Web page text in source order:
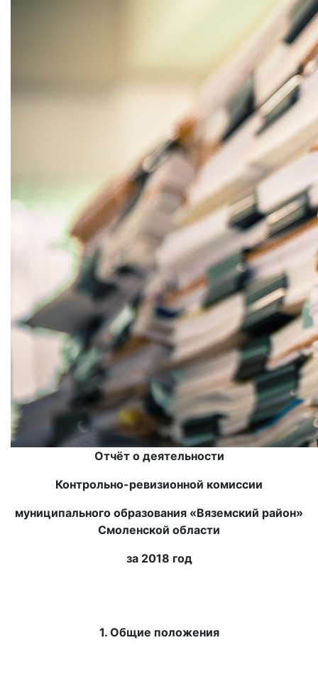
Отчёт о деятельности
Контрольно-ревизионной комиссии
муниципального образования «Вяземский район»
Смоленской области
за 2018 год
1. Общие положения